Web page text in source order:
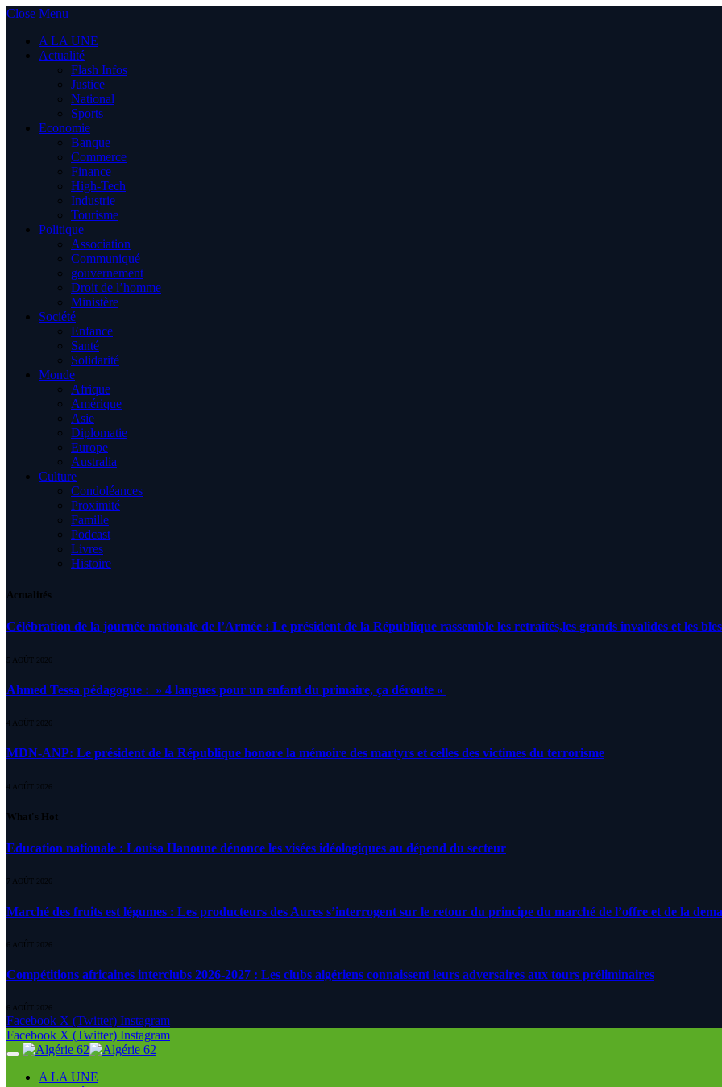
Close Menu
A LA UNE
Actualité
Flash Infos
Justice
National
Sports
Economie
Banque
Commerce
Finance
High-Tech
Industrie
Tourisme
Politique
Association
Communiqué
gouvernement
Droit de l’homme
Ministère
Société
Enfance
Santé
Solidarité
Monde
Afrique
Amérique
Asie
Diplomatie
Europe
Australia
Culture
Condoléances
Proximité
Famille
Podcast
Livres
Histoire
Actualités
Célébration de la journée nationale de l’Armée : Le président de la République rassemble les retraités,les grands invalides et les
5 AOÛT 2026
Ahmed Tessa pédagogue : » 4 langues pour un enfant du primaire, ça déroute «
4 AOÛT 2026
MDN-ANP: Le président de la République honore la mémoire des martyrs et celles des victimes du terrorisme
4 AOÛT 2026
What's Hot
Education nationale : Louisa Hanoune dénonce les visées idéologiques au dépend du secteur
7 AOÛT 2026
Marché des fruits est légumes : Les producteurs des Aures s’interrogent sur le retour du principe du marché de l’offre et de la
6 AOÛT 2026
Compétitions africaines interclubs 2026-2027 : Les clubs algériens connaissent leurs adversaires aux tours préliminaires
6 AOÛT 2026
Facebook X (Twitter) Instagram
Facebook X (Twitter) Instagram
A LA UNE